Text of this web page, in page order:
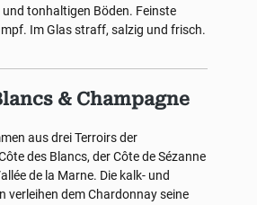
tonhaltigen Böden. Feinste
Im Glas straff, salzig und frisch.
& Champagne
aus drei Terroirs der
des Blancs, der Côte de Sézanne
de la Marne. Die kalk- und
verleihen dem Chardonnay seine